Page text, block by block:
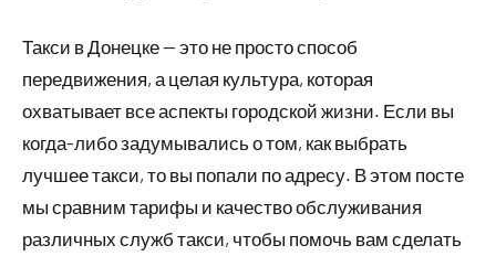
Такси в Донецке — это не просто способ
передвижения, а целая культура, которая
охватывает все аспекты городской жизни. Если вы
когда-либо задумывались о том, как выбрать
лучшее такси, то вы попали по адресу. В этом посте
мы сравним тарифы и качество обслуживания
различных служб такси, чтобы помочь вам сделать